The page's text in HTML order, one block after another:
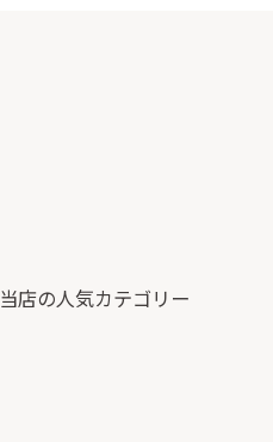
当店の人気カテゴリー